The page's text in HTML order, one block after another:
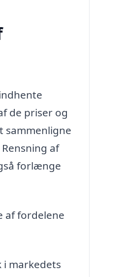
de priser og
sammenligne
af
forlænge
af fordelene
markedets